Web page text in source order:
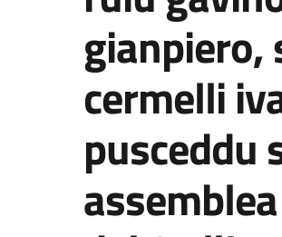
gianpiero,
cermelli
pusceddu